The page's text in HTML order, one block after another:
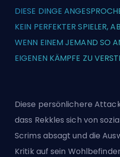
DIESE DINGE
KEIN PERFEKTER SPIELER,
WENN EINEM JEMAND SO
EIGENEN KÄMPFE ZU
Diese persönlichere
dass Rekkles sich von
Scrims absagt und die
Kritik auf sein